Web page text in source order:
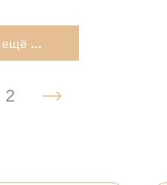
ещё ...
2